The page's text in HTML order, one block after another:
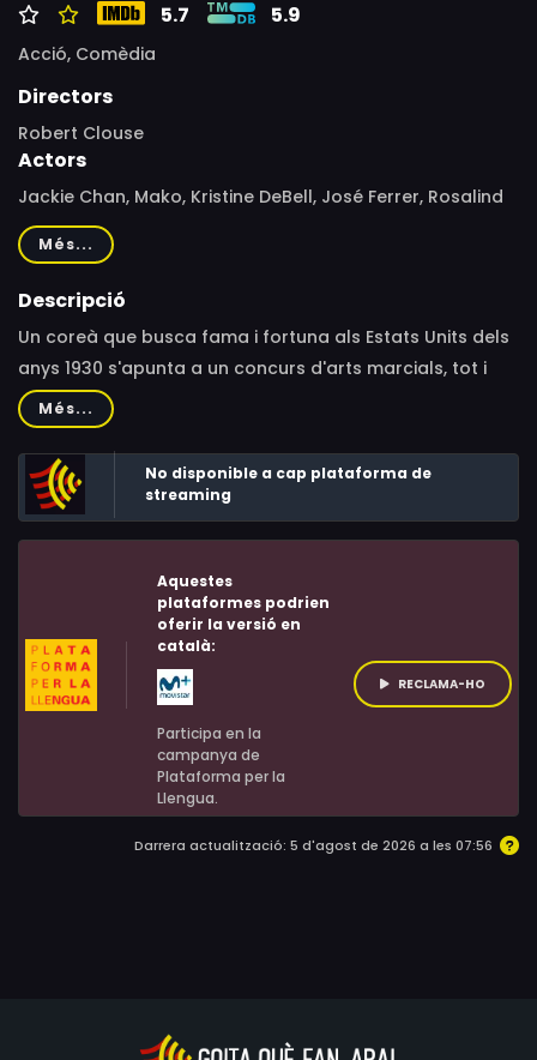
5.7 5.9
Acció, Comèdia
Directors
Robert Clouse
Actors
Jackie Chan, Mako, Kristine DeBell, José Ferrer, Rosalind
Chao, Chao-Li Chi, H.B. Haggerty, Ron Max, David Sheiner,
Lenny Montana, Pat E. Johnson, Mary Ellen O'Neill,
Joycelyne Lew, Peter Marc Jacobson, Gene LeBell, Larry
Donnie Williams, Helena Humann, Steve Uzzell, Gene
Rader, Big John Hamilton, Ken Hudgins, Talmadge Scott,
John Martin, Craig Huston, Hart Sprager, Robert Shaw, Ox
Baker, Stephan Merjanian, Jeep Swenson, Sheb Wooley
Més...
Descripció
Un coreà que busca fama i fortuna als Estats Units dels
anys 1930 s'apunta a un concurs d'arts marcials, tot i
l'oposició de la màfia, el seu pare i uns contrincants
imponents.
Més...
No disponible a cap plataforma de
streaming
Aquestes
plataformes podrien
oferir la versió en
català:
Participa en la
campanya de
Plataforma per la
Llengua.
RECLAMA-HO
Darrera actualització: 5 d'agost de 2026 a les 07:56